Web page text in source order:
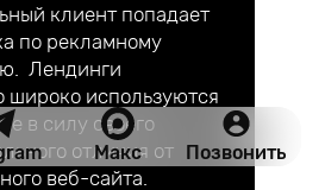
клиент попадает
по рекламному
Лендинги
широко используются
в силу своего
отличия от
веб-сайта.
Макс Позвонить